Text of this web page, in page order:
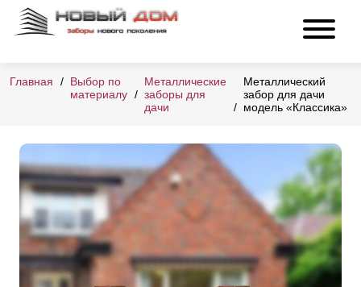
Главная
Выбор по
материалу
Металлические
заборы для
дачи
Металлический
забор для дачи
модель «Классика»